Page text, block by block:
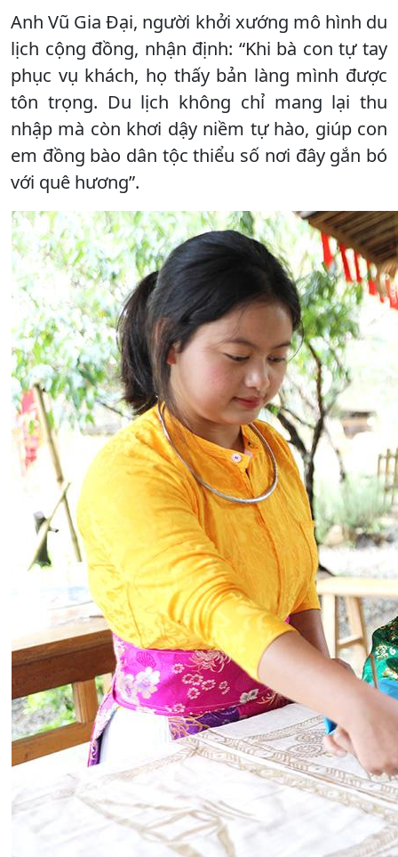
Anh Vũ Gia Đại, người khởi xướng mô hình du
lịch cộng đồng, nhận định: “Khi bà con tự tay
phục vụ khách, họ thấy bản làng mình được
tôn trọng. Du lịch không chỉ mang lại thu
nhập mà còn khơi dậy niềm tự hào, giúp con
em đồng bào dân tộc thiểu số nơi đây gắn bó
với quê hương”.